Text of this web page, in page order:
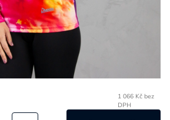
1 066 Kč bez
DPH